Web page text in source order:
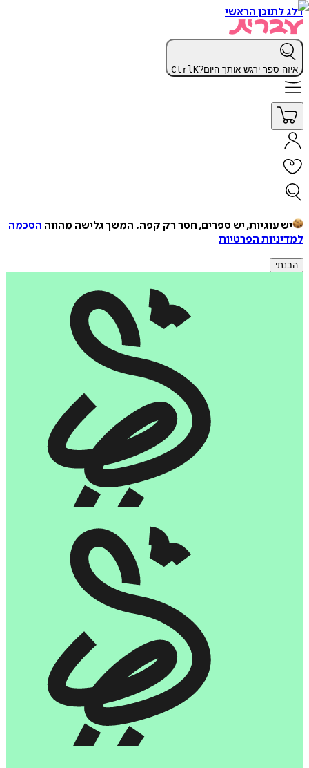
דלג לתוכן הראשי
איזה ספר ירגש אותך היום? CtrlK
יש עוגיות, יש ספרים, חסר רק קפה. המשך גלישה מהווה הסכמה
למדיניות הפרטיות
הבנתי